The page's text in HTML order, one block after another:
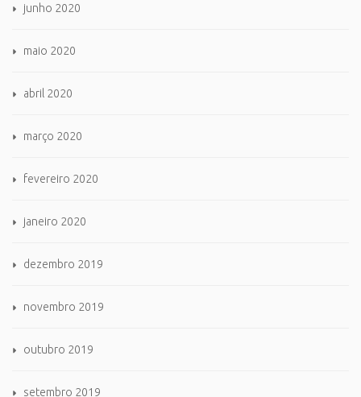
junho 2020
maio 2020
abril 2020
março 2020
fevereiro 2020
janeiro 2020
dezembro 2019
novembro 2019
outubro 2019
setembro 2019